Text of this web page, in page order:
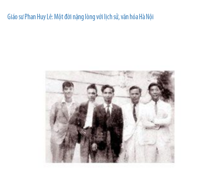
Giáo sư Phan Huy Lê: Một đời nặng lòng với lịch sử, văn hóa Hà Nội